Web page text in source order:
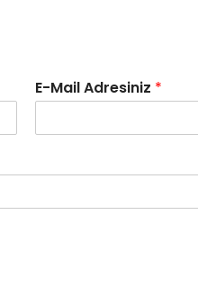
E-Mail Adresiniz *